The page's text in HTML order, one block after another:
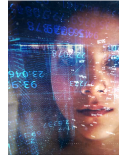
Opleidingen
Gratis opleidingen op maat van de
Financiële
valent
Laat Co-valent je
Advies
Info over thema’s zoals de
Wij informeren
Over ons
Veelgestelde vragen
Contact
Inspiratie uit de sector